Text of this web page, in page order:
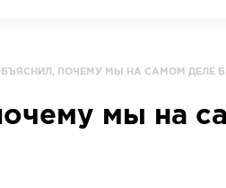
ПОЧЕМУ МЫ НА САМОМ ДЕЛЕ
мы на